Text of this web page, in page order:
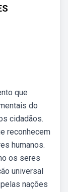
que
do
cidadãos.
reconhecem
humanos.
os seres
universal
nações